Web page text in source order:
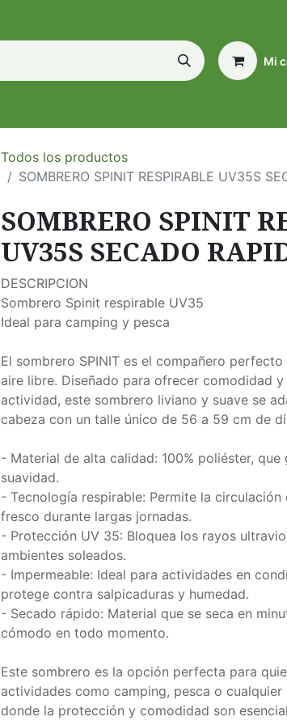
Mi
Todos los productos
SOMBRERO SPINIT RESPIRABLE UV35S
SOMBRERO SPINIT
UV35S SECADO
DESCRIPCION
Sombrero Spinit respirable UV35
Ideal para camping y pesca
El sombrero SPINIT es el compañero
aire libre. Diseñado para ofrecer comodidad
actividad, este sombrero liviano y suave se
cabeza con un talle único de 56 a 59 cm de
- Material de alta calidad: 100% poliéster,
suavidad.
- Tecnología respirable: Permite la
fresco durante largas jornadas.
- Protección UV 35: Bloquea los rayos
ambientes soleados.
- Impermeable: Ideal para actividades en
protege contra salpicaduras y humedad.
- Secado rápido: Material que se seca en
cómodo en todo momento.
Este sombrero es la opción perfecta para
actividades como camping, pesca o
donde la protección y comodidad son